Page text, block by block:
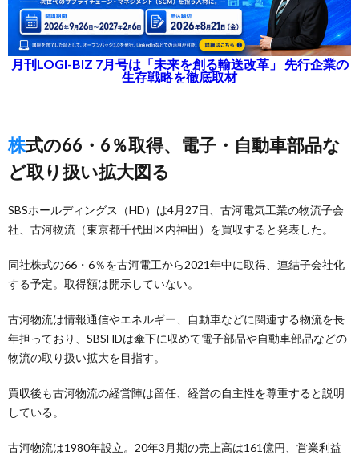
月刊LOGI-BIZ 7月号は「未来を創る輸送改革」 先行企業の
生存戦略を徹底取材
株式の66・6％取得、電子・自動車部品な
ど取り扱い拡大図る
SBSホールディングス（HD）は4月27日、古河電気工業の物流子会
社、古河物流（東京都千代田区内神田）を買収すると発表した。
同社株式の66・6％を古河電工から2021年中に取得、連結子会社化
する予定。取得額は開示していない。
古河物流は情報通信やエネルギー、自動車などに関連する物流を長
年担っており、SBSHDは傘下に収めて電子部品や自動車部品などの
物流の取り扱い拡大を目指す。
買収後も古河物流の経営陣は留任、経営の自主性を尊重すると説明
している。
古河物流は1980年設立。20年3月期の売上高は161億円、営業利益